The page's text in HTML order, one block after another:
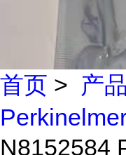
首页 > 产
N8152584